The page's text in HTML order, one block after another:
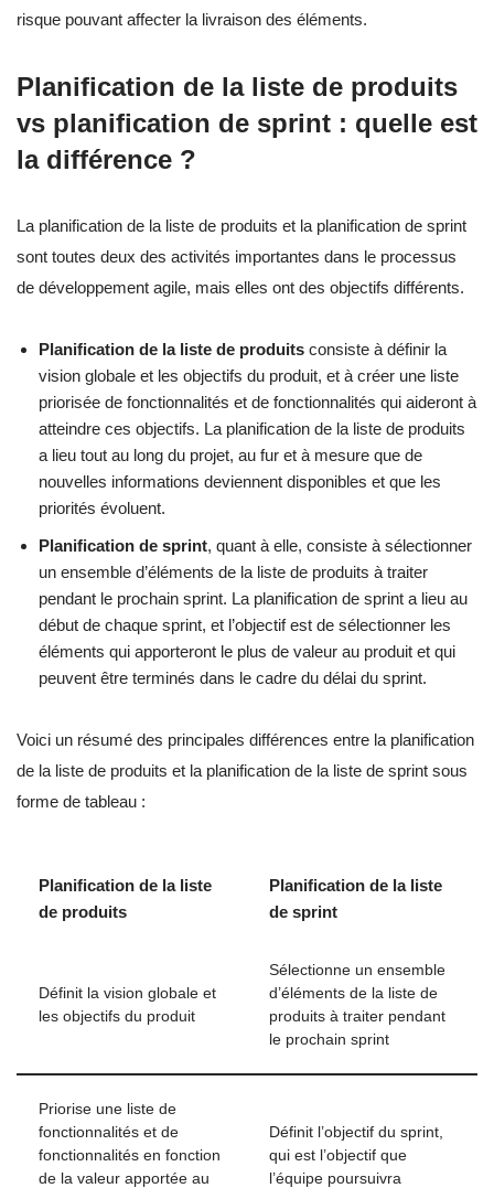
risque pouvant affecter la livraison des éléments.
Planification de la liste de produits
vs planification de sprint : quelle est
la différence ?
La planification de la liste de produits et la planification de sprint
sont toutes deux des activités importantes dans le processus
de développement agile, mais elles ont des objectifs différents.
Planification de la liste de produits consiste à définir la
vision globale et les objectifs du produit, et à créer une liste
priorisée de fonctionnalités et de fonctionnalités qui aideront à
atteindre ces objectifs. La planification de la liste de produits
a lieu tout au long du projet, au fur et à mesure que de
nouvelles informations deviennent disponibles et que les
priorités évoluent.
Planification de sprint, quant à elle, consiste à sélectionner
un ensemble d’éléments de la liste de produits à traiter
pendant le prochain sprint. La planification de sprint a lieu au
début de chaque sprint, et l’objectif est de sélectionner les
éléments qui apporteront le plus de valeur au produit et qui
peuvent être terminés dans le cadre du délai du sprint.
Voici un résumé des principales différences entre la planification
de la liste de produits et la planification de la liste de sprint sous
forme de tableau :
Planification de la liste
de produits
Planification de la liste
de sprint
Définit la vision globale et
les objectifs du produit
Sélectionne un ensemble
d’éléments de la liste de
produits à traiter pendant
le prochain sprint
Priorise une liste de
fonctionnalités et de
fonctionnalités en fonction
de la valeur apportée au
Définit l’objectif du sprint,
qui est l’objectif que
l’équipe poursuivra